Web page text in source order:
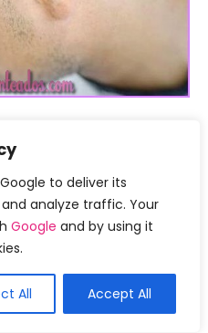
to deliver its
analyze traffic. Your
Google and by using it
All Accept All